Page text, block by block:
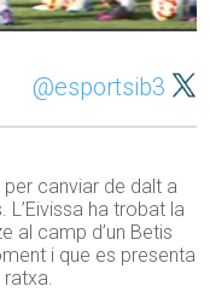
@esportsib3
canviar de dalt a
L’Eivissa ha trobat la
al camp d’un Betis
i que es presenta